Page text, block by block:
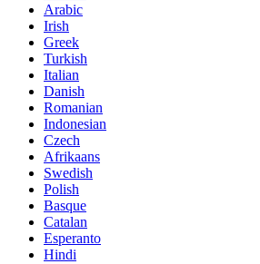
Arabic
Irish
Greek
Turkish
Italian
Danish
Romanian
Indonesian
Czech
Afrikaans
Swedish
Polish
Basque
Catalan
Esperanto
Hindi